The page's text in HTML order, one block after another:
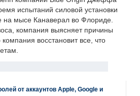
испытаний силовой установки
на мысе Канаверал во Флориде.
компания выясняет причины
восстановит все, что
от аккаунтов Apple, Google и